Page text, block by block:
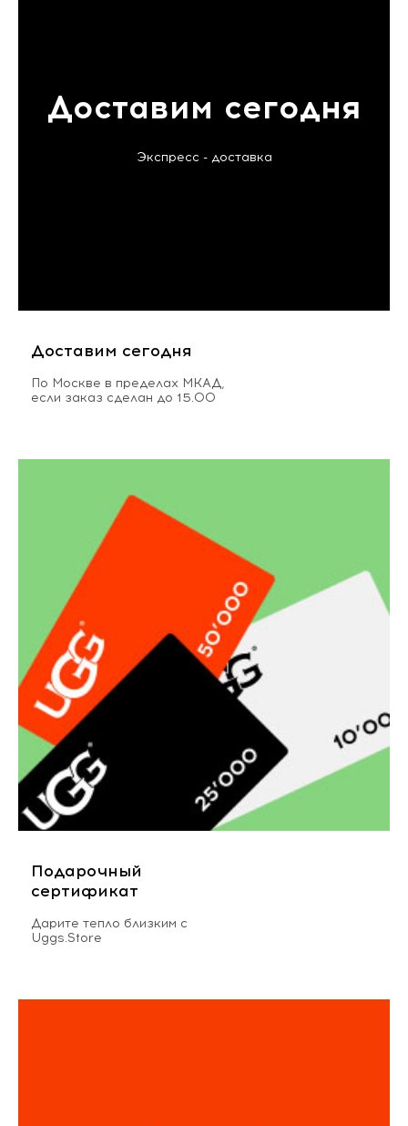
Доставим сегодня
Экспресс - доставка
Доставим сегодня
По Москве в пределах МКАД,
если заказ сделан до 15.00
Подарочный
сертификат
Дарите тепло близким с
Uggs.Store